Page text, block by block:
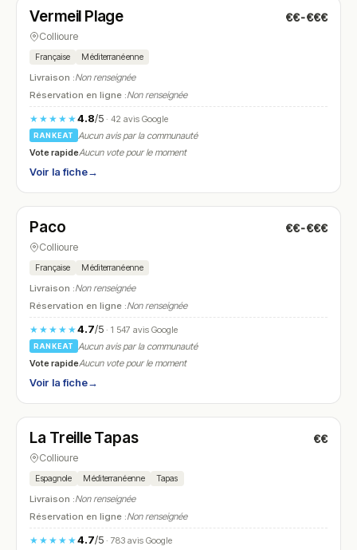
N° 6
Vermeil Plage €€-€€€
Collioure
Française Méditerranéenne
Livraison :Non renseignée
Réservation en ligne :Non renseignée
★★★★★4.8/5· 42 avis Google
RANKEAT
Aucun avis par la communauté
Vote rapideAucun vote pour le moment
Voir la fiche→
N° 7
Paco €€-€€€
Collioure
Française Méditerranéenne
Livraison :Non renseignée
Réservation en ligne :Non renseignée
★★★★★4.7/5· 1 547 avis Google
RANKEAT
Aucun avis par la communauté
Vote rapideAucun vote pour le moment
Voir la fiche→
N° 8
La Treille Tapas €€
Collioure
Espagnole Méditerranéenne Tapas
Livraison :Non renseignée
Réservation en ligne :Non renseignée
★★★★★4.7/5· 783 avis Google